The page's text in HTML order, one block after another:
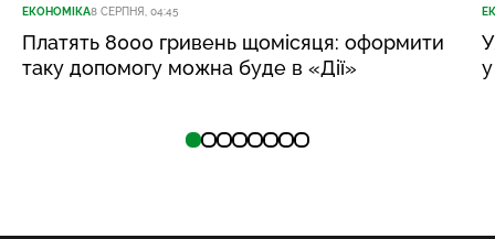
ЕКОНОМІКА8 СЕРПНЯ, 04:45
Платять 8000 гривень щомісяця: оформити
таку допомогу можна буде в «Дії»